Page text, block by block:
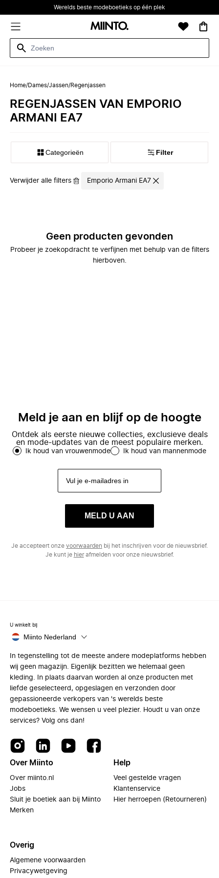
Werelds beste modeboetieks op één plek
Home/Dames/Jassen/Regenjassen
REGENJASSEN VAN EMPORIO
ARMANI EA7
Categorieën Filter
Verwijder alle filters Emporio Armani EA7
Geen producten gevonden
Probeer je zoekopdracht te verfijnen met behulp van de filters
hierboven.
Meld je aan en blijf op de hoogte
Ontdek als eerste nieuwe collecties, exclusieve deals
en mode-updates van de meest populaire merken.
Ik houd van vrouwenmode Ik houd van mannenmode
MELD U AAN
Je accepteert onze voorwaarden bij het inschrijven voor de nieuwsbrief.
Je kunt je hierafmelden voor onze nieuwsbrief.
U winkelt bij
Miinto Nederland
In tegenstelling tot de meeste andere modeplatforms hebben
wij geen magazijn. Eigenlijk bezitten we helemaal geen
kleding. In plaats daarvan worden al onze producten met
liefde geselecteerd, opgeslagen en verzonden door
gepassioneerde verkopers van 's werelds beste
modeboetieks. We wensen u veel plezier. Houdt u van onze
services? Volg ons dan!
Over Miinto
Over miinto.nl
Jobs
Sluit je boetiek aan bij Miinto
Merken
Help
Veel gestelde vragen
Klantenservice
Hier herroepen (Retourneren)
Overig
Algemene voorwaarden
Privacywetgeving